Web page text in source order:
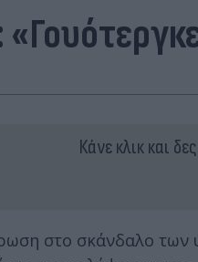
Κάνε κλικ και
στο σκάνδαλο των